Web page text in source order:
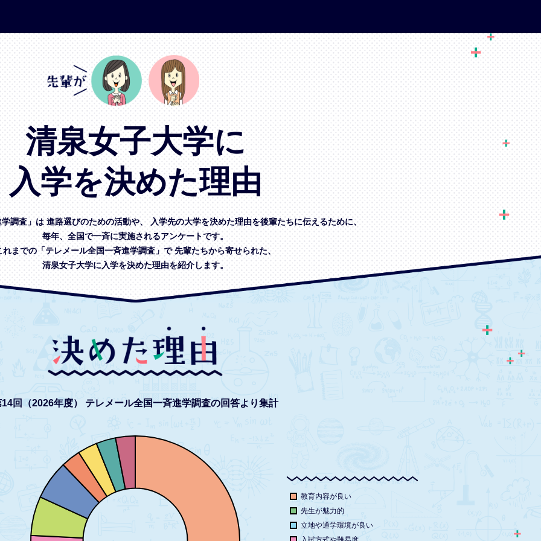
清泉女子大学に
入学を決めた理由
調査」は進路選びのための活動や、入学先の大学を決めた理由を後輩たちに伝えるために、
毎年、全国で一斉に実施されるアンケートです。
れまでの「テレメール全国一斉進学調査」で先輩たちから寄せられた、
清泉女子大学に入学を決めた理由を紹介します。
回（2026年度） テレメール全国一斉進学調査の回答より集計
教育内容が良い
先生が魅力的
立地や通学環境が良い